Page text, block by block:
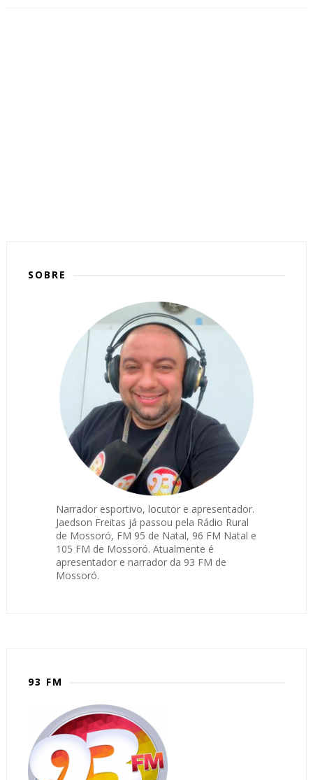
SOBRE
Narrador esportivo, locutor e apresentador.
Jaedson Freitas já passou pela Rádio Rural
de Mossoró, FM 95 de Natal, 96 FM Natal e
105 FM de Mossoró. Atualmente é
apresentador e narrador da 93 FM de
Mossoró.
93 FM